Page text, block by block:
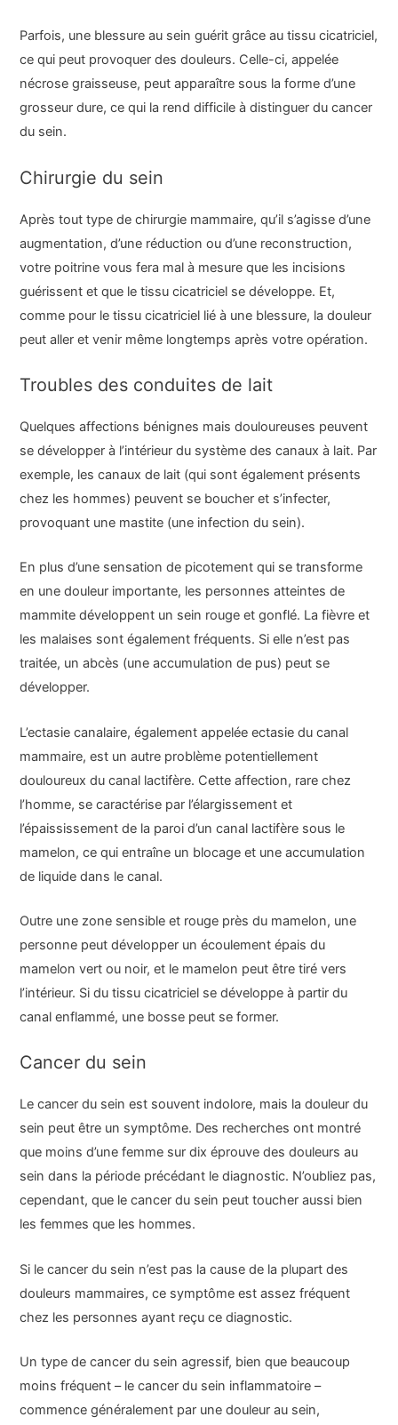
Parfois, une blessure au sein guérit grâce au tissu cicatriciel,
ce qui peut provoquer des douleurs. Celle-ci, appelée
nécrose graisseuse, peut apparaître sous la forme d’une
grosseur dure, ce qui la rend difficile à distinguer du cancer
du sein.
Chirurgie du sein
Après tout type de chirurgie mammaire, qu’il s’agisse d’une
augmentation, d’une réduction ou d’une reconstruction,
votre poitrine vous fera mal à mesure que les incisions
guérissent et que le tissu cicatriciel se développe. Et,
comme pour le tissu cicatriciel lié à une blessure, la douleur
peut aller et venir même longtemps après votre opération.
Troubles des conduites de lait
Quelques affections bénignes mais douloureuses peuvent
se développer à l’intérieur du système des canaux à lait. Par
exemple, les canaux de lait (qui sont également présents
chez les hommes) peuvent se boucher et s’infecter,
provoquant une mastite (une infection du sein).
En plus d’une sensation de picotement qui se transforme
en une douleur importante, les personnes atteintes de
mammite développent un sein rouge et gonflé. La fièvre et
les malaises sont également fréquents. Si elle n’est pas
traitée, un abcès (une accumulation de pus) peut se
développer.
L’ectasie canalaire, également appelée ectasie du canal
mammaire, est un autre problème potentiellement
douloureux du canal lactifère. Cette affection, rare chez
l’homme, se caractérise par l’élargissement et
l’épaississement de la paroi d’un canal lactifère sous le
mamelon, ce qui entraîne un blocage et une accumulation
de liquide dans le canal.
Outre une zone sensible et rouge près du mamelon, une
personne peut développer un écoulement épais du
mamelon vert ou noir, et le mamelon peut être tiré vers
l’intérieur. Si du tissu cicatriciel se développe à partir du
canal enflammé, une bosse peut se former.
Cancer du sein
Le cancer du sein est souvent indolore, mais la douleur du
sein peut être un symptôme. Des recherches ont montré
que moins d’une femme sur dix éprouve des douleurs au
sein dans la période précédant le diagnostic. N’oubliez pas,
cependant, que le cancer du sein peut toucher aussi bien
les femmes que les hommes.
Si le cancer du sein n’est pas la cause de la plupart des
douleurs mammaires, ce symptôme est assez fréquent
chez les personnes ayant reçu ce diagnostic.
Un type de cancer du sein agressif, bien que beaucoup
moins fréquent – le cancer du sein inflammatoire –
commence généralement par une douleur au sein,